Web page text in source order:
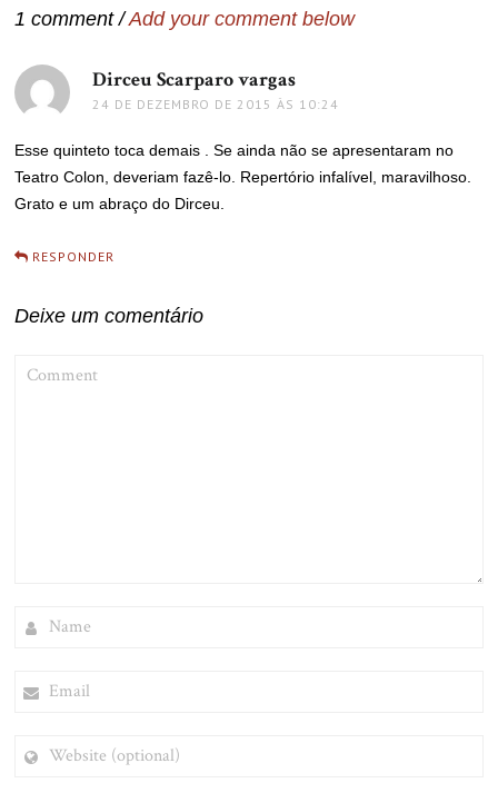
1 comment /Add your comment below
Dirceu Scarparo vargas
24 DE DEZEMBRO DE 2015 ÀS 10:24
Esse quinteto toca demais . Se ainda não se apresentaram no
Teatro Colon, deveriam fazê-lo. Repertório infalível, maravilhoso.
Grato e um abraço do Dirceu.
RESPONDER
Deixe um comentário
(OPTIONAL)